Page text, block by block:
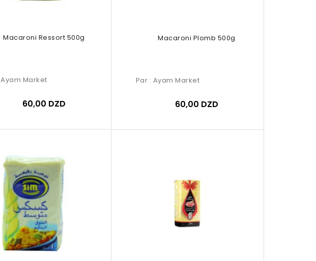
Macaroni Ressort 500g
Ayam Market
60,00 DZD
Macaroni Plomb 500g
Par : Ayam Market
60,00 DZD